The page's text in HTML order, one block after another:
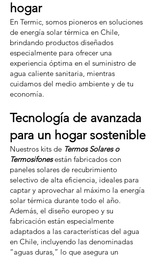
hogar
En Termic, somos pioneros en soluciones
de energía solar térmica en Chile,
brindando productos diseñados
especialmente para ofrecer una
experiencia óptima en el suministro de
agua caliente sanitaria, mientras
cuidamos del medio ambiente y de tu
economía.
Tecnología de avanzada
para un hogar sostenible
Nuestros kits de Termos Solares o
Termosifonesestán fabricados con
paneles solares de recubrimiento
selectivo de alta eficiencia, ideales para
captar y aprovechar al máximo la energía
solar térmica durante todo el año.
Además, el diseño europeo y su
fabricación están especialmente
adaptados a las características del agua
en Chile, incluyendo las denominadas
“aguas duras,” lo que asegura un